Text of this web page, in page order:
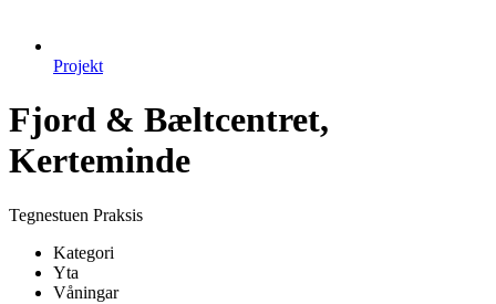
Projekt
Fjord & Bæltcentret,
Kerteminde
Tegnestuen Praksis
Kategori
Yta
Våningar